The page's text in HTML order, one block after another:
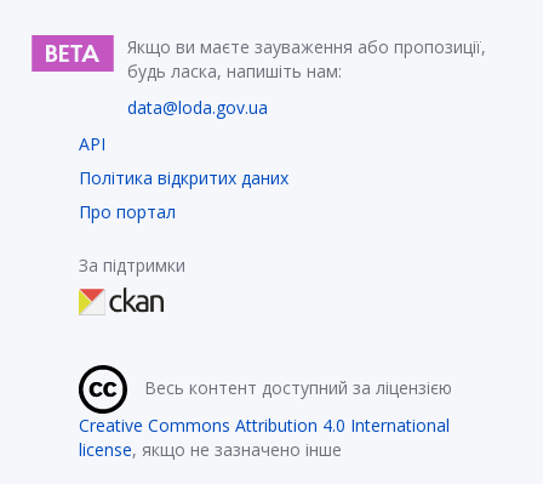
Якщо ви маєте зауваження або пропозиції,
будь ласка, напишіть нам:
data@loda.gov.ua
API
Політика відкритих даних
Про портал
За підтримки
Весь контент доступний за ліцензією
Creative Commons Attribution 4.0 International
license, якщо не зазначено інше